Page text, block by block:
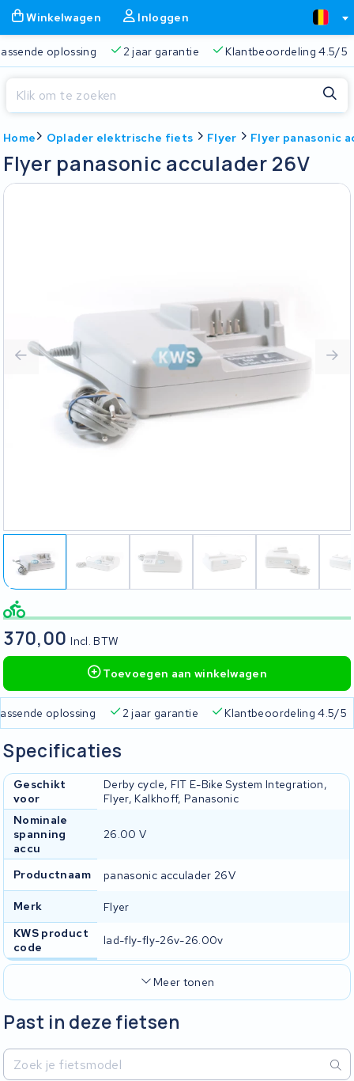
Winkelwagen Inloggen
oplossing 2 jaar garantie Klantbeoordeling 4.5/5
Home Oplader elektrische fiets Flyer Flyer panasonic
Flyer panasonic acculader 26V
370,00Incl. BTW
Toevoegen aan winkelwagen
oplossing 2 jaar garantie Klantbeoordeling 4.5/5
Specificaties
Geschikt
voor
Derby cycle, FIT E-Bike System Integration,
Flyer, Kalkhoff, Panasonic
Nominale
spanning
accu
26.00 V
Productnaam panasonic acculader 26V
Merk
Flyer
KWS product
code
lad-fly-fly-26v-26.00v
Meer tonen
Past in deze fietsen
Winkelwagen
Sluiten
Begin te typen in de zoekbalk om te zoeken